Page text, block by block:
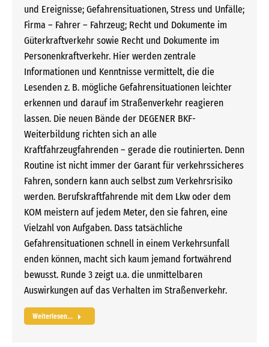
und Ereignisse; Gefahrensituationen, Stress und Unfälle;
Firma – Fahrer – Fahrzeug; Recht und Dokumente im
Güterkraftverkehr sowie Recht und Dokumente im
Personenkraftverkehr. Hier werden zentrale
Informationen und Kenntnisse vermittelt, die die
Lesenden z. B. mögliche Gefahrensituationen leichter
erkennen und darauf im Straßenverkehr reagieren
lassen. Die neuen Bände der DEGENER BKF-
Weiterbildung richten sich an alle
Kraftfahrzeugfahrenden – gerade die routinierten. Denn
Routine ist nicht immer der Garant für verkehrssicheres
Fahren, sondern kann auch selbst zum Verkehrsrisiko
werden. Berufskraftfahrende mit dem Lkw oder dem
KOM meistern auf jedem Meter, den sie fahren, eine
Vielzahl von Aufgaben. Dass tatsächliche
Gefahrensituationen schnell in einem Verkehrsunfall
enden können, macht sich kaum jemand fortwährend
bewusst. Runde 3 zeigt u.a. die unmittelbaren
Auswirkungen auf das Verhalten im Straßenverkehr.
Weiterlesen...